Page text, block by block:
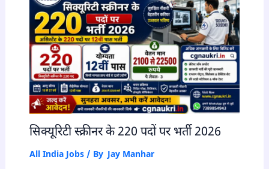
सिक्यूरिटी स्क्रीनर के 220 पदों पर भर्ती 2026
All India Jobs/ By Jay Manhar